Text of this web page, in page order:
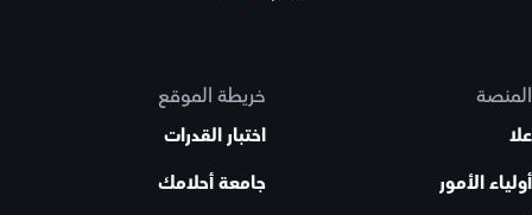
المنصة
علا
أولياء الأمور
خريطة الموقع
اختبار القدرات
جامعة أحلامك